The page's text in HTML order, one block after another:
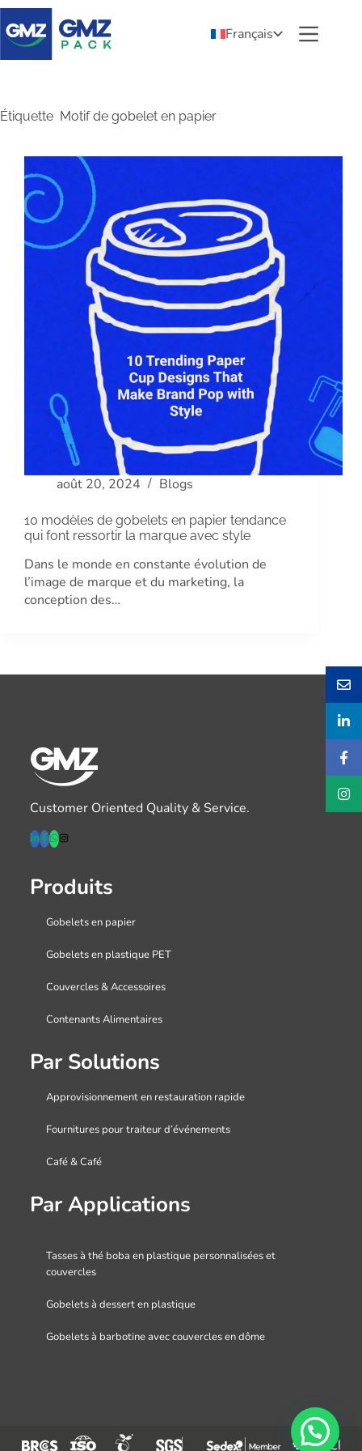
Français
Étiquette Motif de gobelet en papier
août 20, 2024 Blogs
10 modèles de gobelets en papier tendance
qui font ressortir la marque avec style
Dans le monde en constante évolution de
l’image de marque et du marketing, la
conception des…
Customer Oriented Quality & Service.
Produits
Gobelets en papier
Gobelets en plastique PET
Couvercles & Accessoires
Contenants Alimentaires
Par Solutions
Approvisionnement en restauration rapide
Fournitures pour traiteur d’événements
Café & Café
Par Applications
Tasses à thé boba en plastique personnalisées et
couvercles
Gobelets à dessert en plastique
Gobelets à barbotine avec couvercles en dôme